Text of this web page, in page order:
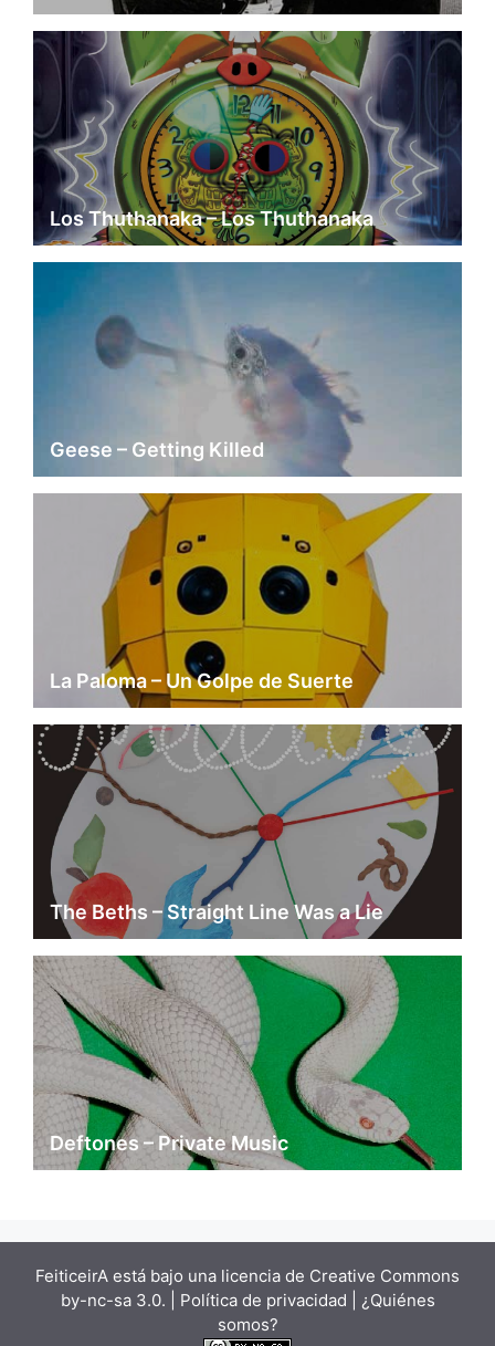
Los Thuthanaka – Los Thuthanaka
Geese – Getting Killed
La Paloma – Un Golpe de Suerte
The Beths – Straight Line Was a Lie
Deftones – Private Music
FeiticeirA está bajo una licencia de Creative Commons
by-nc-sa 3.0. | Política de privacidad | ¿Quiénes
somos?